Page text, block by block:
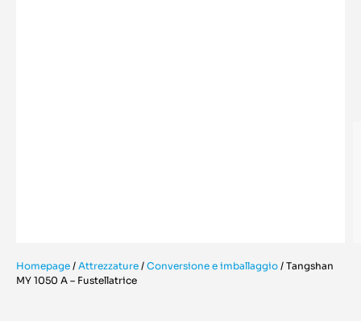
Homepage / Attrezzature / Conversione e imballaggio / Tangshan
MY 1050 A – Fustellatrice